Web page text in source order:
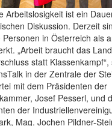
Arbeitslosigkeit ist ein
Diskussion. Derzeit
Personen in Österreich als
„Arbeit braucht das
statt
in der Zentrale der
mit dem Präsidenten der
Josef Pesserl, und
der
Mag. Jochen Pildner-